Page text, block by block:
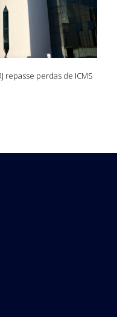
repasse perdas de ICMS